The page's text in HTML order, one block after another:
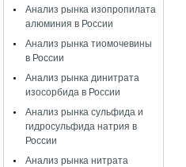
Анализ рынка изопропилата
алюминия в России
Анализ рынка тиомочевины
в России
Анализ рынка динитрата
изосорбида в России
Анализ рынка сульфида и
гидросульфида натрия в
России
Анализ рынка нитрата